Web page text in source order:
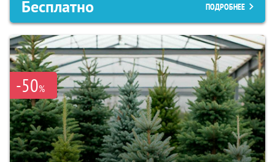
Бесплатно ПОДРОБНЕЕ
-50%